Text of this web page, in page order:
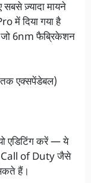
ज़्यादा मायने
में दिया गया है
6nm फैब्रिकेशन
एक्सपेंडेबल)
एडिटिंग करें — ये
Call of Duty जैसे
हैं।